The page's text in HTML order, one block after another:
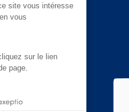
site vous intéresse
vous
sur le lien
page.